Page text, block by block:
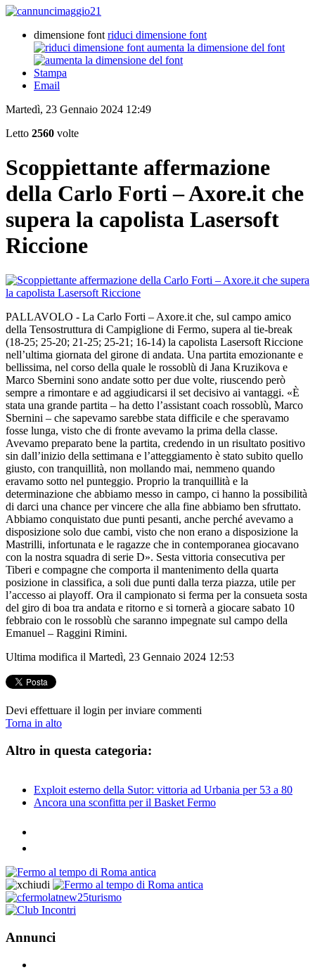
dimensione font riduci dimensione font
aumenta la dimensione del font
Stampa
Email
Martedì, 23 Gennaio 2024 12:49
Letto 2560 volte
Scoppiettante affermazione
della Carlo Forti – Axore.it che
supera la capolista Lasersoft
Riccione
PALLAVOLO - La Carlo Forti – Axore.it che, sul campo amico
della Tensostruttura di Campiglione di Fermo, supera al tie-break
(18-25; 25-20; 21-25; 25-21; 16-14) la capolista Lasersoft Riccione
nell’ultima giornata del girone di andata. Una partita emozionante e
bellissima, nel corso della quale le rossoblù di Jana Kruzikova e
Marco Sbernini sono andate sotto per due volte, riuscendo però
sempre a rimontare e ad aggiudicarsi il set decisivo ai vantaggi. «È
stata una grande partita – ha detto l’assistant coach rossoblù, Marco
Sbernini – che sapevamo sarebbe stata difficile e che speravamo
fosse lunga, visto che di fronte avevamo la prima della classe.
Avevamo preparato bene la partita, credendo in un risultato positivo
sin dall’inizio della settimana e l’atteggiamento è stato subito quello
giusto, con tranquillità, non mollando mai, nemmeno quando
eravamo sotto nel punteggio. Proprio la tranquillità e la
determinazione che abbiamo messo in campo, ci hanno la possibilità
di darci una chance per vincere che alla fine abbiamo ben sfruttato.
Abbiamo conquistato due punti pesanti, anche perché avevamo a
disposizione solo due cambi, visto che non erano a disposizione la
Mastrilli, infortunata e le ragazze che in contemporanea giocavano
con la nostra squadra di serie D». Sesta vittoria consecutiva per
Tiberi e compagne che comporta il mantenimento della quarta
posizione in classifica, a soli due punti dalla terza piazza, utile per
l’accesso ai playoff. Ora il campionato si ferma per la consueta sosta
del giro di boa tra andata e ritorno e si tornerà a giocare sabato 10
febbraio con le rossoblù che saranno impegnate sul campo della
Emanuel – Raggini Rimini.
Ultima modifica il Martedì, 23 Gennaio 2024 12:53
Devi effettuare il login per inviare commenti
Torna in alto
Altro in questa categoria:
Exploit esterno della Sutor: vittoria ad Urbania per 53 a 80
Ancora una sconfitta per il Basket Fermo
Annunci